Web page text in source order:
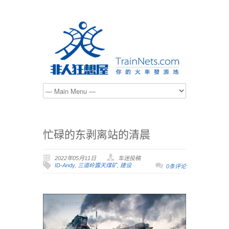
忙碌的东剥离站的清晨
2022年05月11日
车迷投稿
ID-Andy, 三道岭露天煤矿, 建设 0条评论